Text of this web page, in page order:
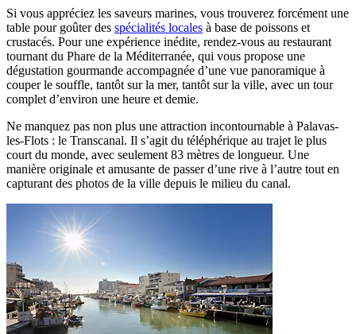
Si vous appréciez les saveurs marines, vous trouverez forcément une
table pour goûter des spécialités locales à base de poissons et
crustacés. Pour une expérience inédite, rendez-vous au restaurant
tournant du Phare de la Méditerranée, qui vous propose une
dégustation gourmande accompagnée d’une vue panoramique à
couper le souffle, tantôt sur la mer, tantôt sur la ville, avec un tour
complet d’environ une heure et demie.
Ne manquez pas non plus une attraction incontournable à Palavas-
les-Flots : le Transcanal. Il s’agit du téléphérique au trajet le plus
court du monde, avec seulement 83 mètres de longueur. Une
manière originale et amusante de passer d’une rive à l’autre tout en
capturant des photos de la ville depuis le milieu du canal.